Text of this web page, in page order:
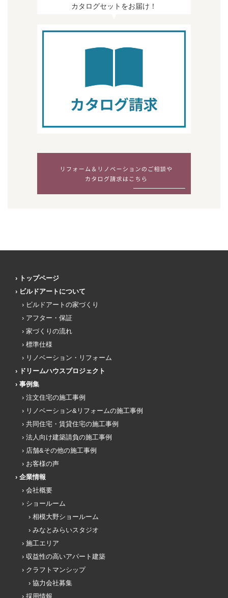
カタログセットをお届け！
トップページ
ビルドアートについて
ビルドアートの家づくり
アフター・保証
家づくりの流れ
標準仕様
リノベーション・リフォーム
ドリームハウスプロジェクト
事例集
注文住宅の施工事例
リノベーション&リフォームの施工事例
共同住宅・賃貸住宅の施工事例
法人向け建築請負の施工事例
店舗&その他の施工事例
お客様の声
企業情報
会社概要
ショールーム
相模大野ショールーム
みなとみらいスタジオ
施工エリア
収益性の高いアパート建築
クラフトマンシップ
協力会社募集
採用情報